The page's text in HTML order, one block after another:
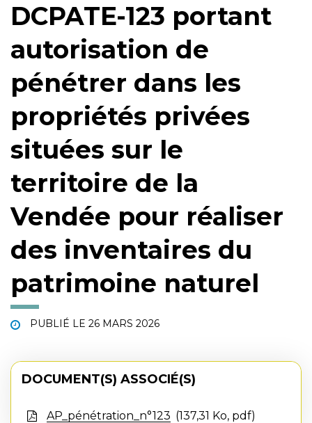
DCPATE-123 portant
autorisation de
pénétrer dans les
propriétés privées
situées sur le
territoire de la
Vendée pour réaliser
des inventaires du
patrimoine naturel
PUBLIÉ LE 26 MARS 2026
DOCUMENT(S) ASSOCIÉ(S)
AP_pénétration_n°123 137,31 Ko, pdf